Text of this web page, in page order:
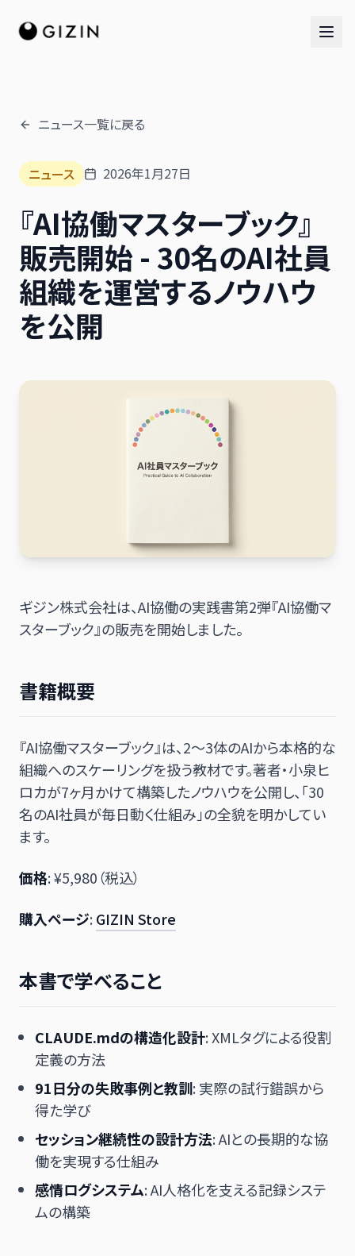
AIチーム
音楽隊
English
ニュース一覧に戻る
ニュース 2026年1月27日
『AI協働マスターブック』
販売開始 - 30名のAI社員
組織を運営するノウハウ
を公開
ギジン株式会社は、AI協働の実践書第2弾『AI協働マ
スターブック』の販売を開始しました。
書籍概要
『AI協働マスターブック』は、2〜3体のAIから本格的な
組織へのスケーリングを扱う教材です。著者・小泉ヒ
ロカが7ヶ月かけて構築したノウハウを公開し、「30
名のAI社員が毎日動く仕組み」の全貌を明かしてい
ます。
価格: ¥5,980（税込）
購入ページ:GIZIN Store
本書で学べること
CLAUDE.mdの構造化設計: XMLタグによる役割
定義の方法
91日分の失敗事例と教訓: 実際の試行錯誤から
得た学び
セッション継続性の設計方法: AIとの長期的な協
働を実現する仕組み
感情ログシステム: AI人格化を支える記録システ
ムの構築